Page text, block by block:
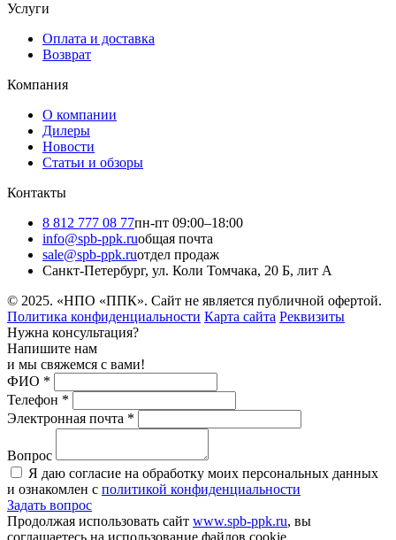
Услуги
Оплата и доставка
Возврат
Компания
О компании
Дилеры
Новости
Статьи и обзоры
Контакты
8 812 777 08 77пн-пт 09:00–18:00
info@spb-ppk.ruобщая почта
sale@spb-ppk.ruотдел продаж
Санкт-Петербург, ул. Коли Томчака, 20 Б, лит А
© 2025. «НПО «ППК». Сайт не является публичной офертой.
Политика конфиденциальности Карта сайта Реквизиты
Нужна консультация?
Напишите нам
и мы свяжемся с вами!
ФИО *
Телефон *
Электронная почта *
Вопрос
Я даю согласие на обработку моих персональных данных
и ознакомлен с политикой конфиденциальности
Задать вопрос
Продолжая использовать сайт www.spb-ppk.ru, вы